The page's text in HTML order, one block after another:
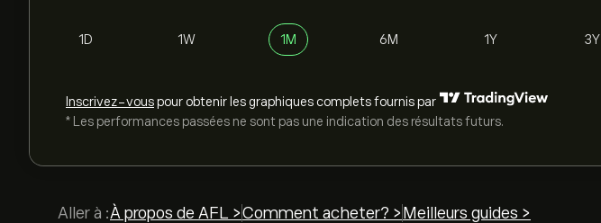
1D 1W 1M 6M 1Y 3Y
Inscrivez-vouspour obtenir les graphiques complets fournis par
* Les performances passées ne sont pas une indication des résultats futurs.
Aller à :À propos de AFL >Comment acheter? > Meilleurs guides >